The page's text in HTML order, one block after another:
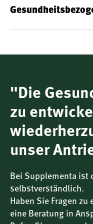
Form ergänzt werden
600 mg Buttersäure
Moderne
Zur Stabilisierung wird
besteht aus pflanzlicher
"Die
zu
unser
Bei Supplementa ist
selbstverständlich.
Haben Sie Fragen
eine Beratung in